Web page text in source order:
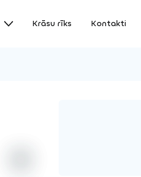
Krāsu rīks Kontakti